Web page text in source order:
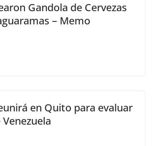
Gandola de Cervezas
– Memo
en Quito para evaluar